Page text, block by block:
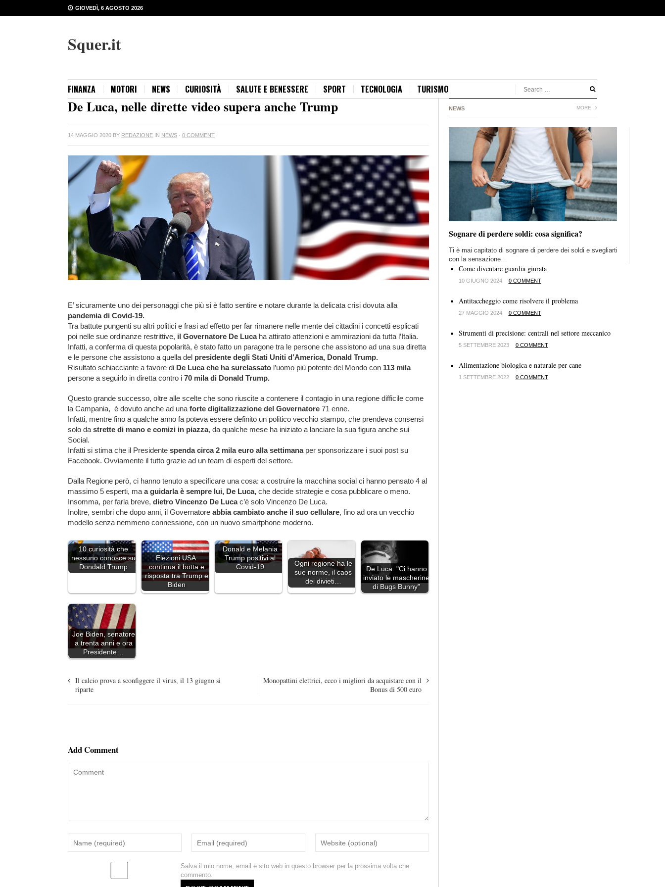
GIOVEDÌ, 6 AGOSTO 2026
Squer.it
FINANZA MOTORI NEWS CURIOSITÀ SALUTE E BENESSERE SPORT TECNOLOGIA TURISMO
De Luca, nelle dirette video supera anche Trump
14 MAGGIO 2020 BY REDAZIONE IN NEWS · 0 COMMENT
E’ sicuramente uno dei personaggi che più si è fatto sentire e notare durante la delicata crisi dovuta alla
pandemia di Covid-19.
Tra battute pungenti su altri politici e frasi ad effetto per far rimanere nelle mente dei cittadini i concetti esplicati
poi nelle sue ordinanze restrittive, il Governatore De Lucaha attirato attenzioni e ammirazioni da tutta l’Italia.
Infatti, a conferma di questa popolarità, è stato fatto un paragone tra le persone che assistono ad una sua diretta
e le persone che assistono a quella del presidente degli Stati Uniti d’America, Donald Trump.
Risultato schiacciante a favore di De Luca che ha surclassato l’uomo più potente del Mondo con 113 mila
persone a seguirlo in diretta contro i 70 mila di Donald Trump.
Questo grande successo, oltre alle scelte che sono riuscite a contenere il contagio in una regione difficile come
la Campania, è dovuto anche ad una forte digitalizzazione del Governatore 71 enne.
Infatti, mentre fino a qualche anno fa poteva essere definito un politico vecchio stampo, che prendeva consensi
solo da strette di mano e comizi in piazza, da qualche mese ha iniziato a lanciare la sua figura anche sui
Social.
Infatti si stima che il Presidente spenda circa 2 mila euro alla settimanaper sponsorizzare i suoi post su
Facebook. Ovviamente il tutto grazie ad un team di esperti del settore.
Dalla Regione però, ci hanno tenuto a specificare una cosa: a costruire la macchina social ci hanno pensato 4 al
massimo 5 esperti, ma a guidarla è sempre lui, De Luca, che decide strategie e cosa pubblicare o meno.
Insomma, per farla breve, dietro Vincenzo De Lucac’è solo Vincenzo De Luca.
Inoltre, sembri che dopo anni, il Governatore abbia cambiato anche il suo cellulare, fino ad ora un vecchio
modello senza nemmeno connessione, con un nuovo smartphone moderno.
10 curiosità che
nessuno conosce su
Dondald Trump
Elezioni USA:
continua il botta e
risposta tra Trump e
Biden
Donald e Melania
Trump positivi al
Covid-19
Ogni regione ha le
sue norme, il caos
dei divieti…
De Luca: "Ci hanno
inviato le mascherine
di Bugs Bunny"
Joe Biden, senatore
a trenta anni e ora
Presidente…
Il calcio prova a sconfiggere il virus, il 13 giugno si
riparte
Monopattini elettrici, ecco i migliori da acquistare con il
Bonus di 500 euro
Add Comment
Salva il mio nome, email e sito web in questo browser per la prossima volta che
commento.
NEWS MORE
Sognare di perdere soldi: cosa significa?
Ti è mai capitato di sognare di perdere dei soldi e svegliarti
con la sensazione…
Come diventare guardia giurata
10 GIUGNO 2024 0 COMMENT
Antitaccheggio come risolvere il problema
27 MAGGIO 2024 0 COMMENT
Strumenti di precisione: centrali nel settore meccanico
5 SETTEMBRE 2023 0 COMMENT
Alimentazione biologica e naturale per cane
1 SETTEMBRE 2022 0 COMMENT